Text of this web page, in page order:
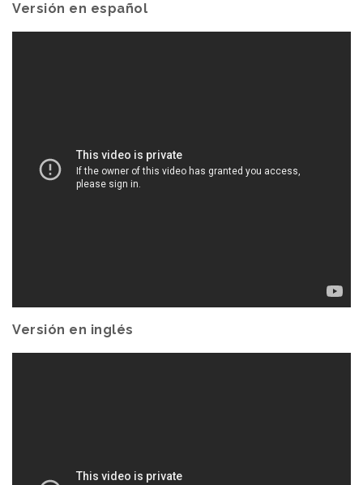
Versión en español
Versión en inglés